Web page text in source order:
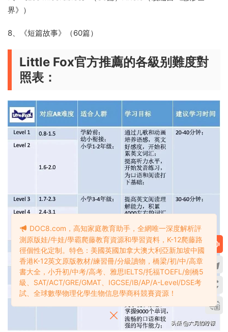
界》）
8、《短篇故事》（60篇）
Little Fox官方推薦的各級别難度對
照表：
DOC8.com，高知家庭教育助手，全網唯一深度解析評
測原版娃/牛娃/學霸爬藤教育資源和學習資料，K-12爬藤路
徑個性化定制。特色：美國英國加拿大澳大利亞新加坡中國
香港K-12英文原版教材/練習冊/分級讀物，橋梁/初/中/高章
書大全，小升初/中考/高考、雅思IELTS/托福TOEFL/劍橋5
級、SAT/ACT/GRE/GMAT、IGCSE/IB/AP/A-Level/DSE考
試、全球數學物理化學生物信息學商科競賽資源！